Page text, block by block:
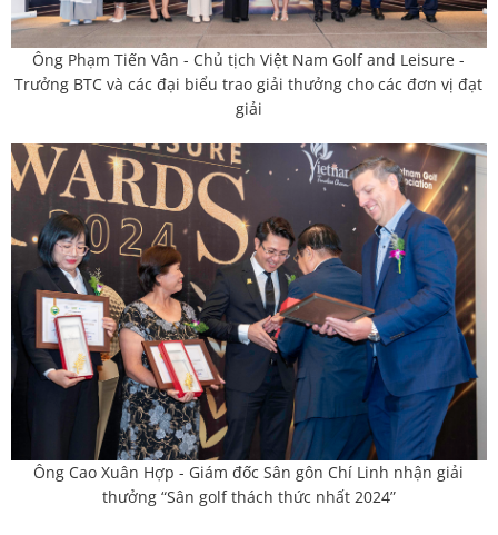
Ông Phạm Tiến Vân - Chủ tịch Việt Nam Golf and Leisure -
Trưởng BTC và các đại biểu trao giải thưởng cho các đơn vị đạt
giải
Ông Cao Xuân Hợp - Giám đốc Sân gôn Chí Linh nhận giải
thưởng “Sân golf thách thức nhất 2024”